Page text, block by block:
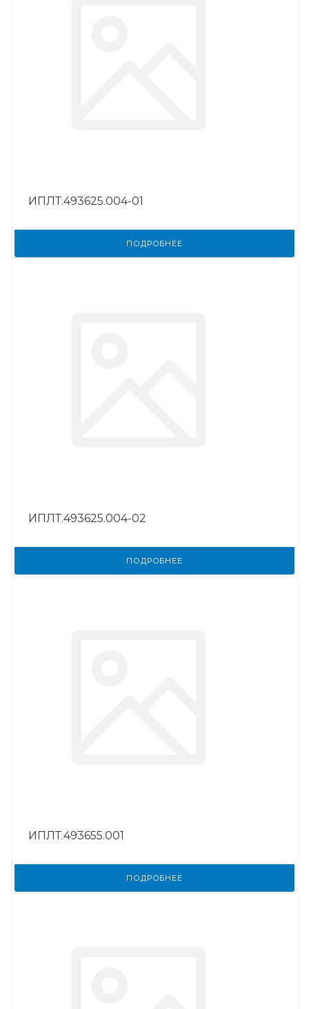
ИПЛТ.493625.004-01
ПОДРОБНЕЕ
ИПЛТ.493625.004-02
ПОДРОБНЕЕ
ИПЛТ.493655.001
ПОДРОБНЕЕ